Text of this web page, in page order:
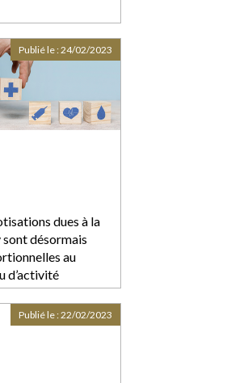
dues à la
sont désormais
au
d’activité
Publié le :24/02/2023
Publié le :22/02/2023